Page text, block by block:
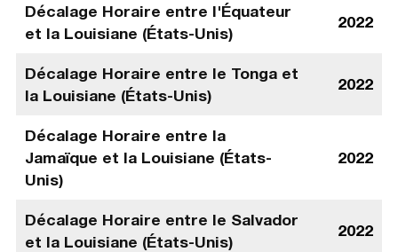
Décalage Horaire entre l'Équateur
et la Louisiane (États-Unis)
2022
Décalage Horaire entre le Tonga et
la Louisiane (États-Unis)
2022
Décalage Horaire entre la
Jamaïque et la Louisiane (États-
Unis)
2022
Décalage Horaire entre le Salvador
et la Louisiane (États-Unis)
2022